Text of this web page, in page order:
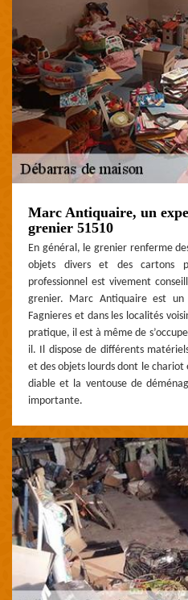
Marc Antiquaire, un
grenier 51510
En général, le grenier renferme
objets divers et des cartons
professionnel est vivement
grenier. Marc Antiquaire est un
Fagnieres et dans les localités
pratique, il est à même de
il. Il dispose de différents
et des objets lourds dont le
diable et la ventouse de
importante.